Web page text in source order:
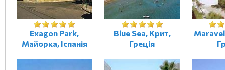
Exagon Park,
Майорка, Іспанія
Blue Sea, Крит,
Греція